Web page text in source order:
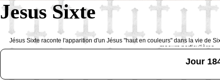
Jesus Sixte
Jésus Sixte raconte l'apparition d'un Jésus "haut en couleurs" dans la vie de
moeurs particulières
Jour